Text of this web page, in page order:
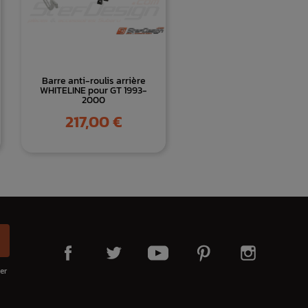
Barre anti-roulis arrière
WHITELINE pour GT 1993-
2000
Prix
217,00 €